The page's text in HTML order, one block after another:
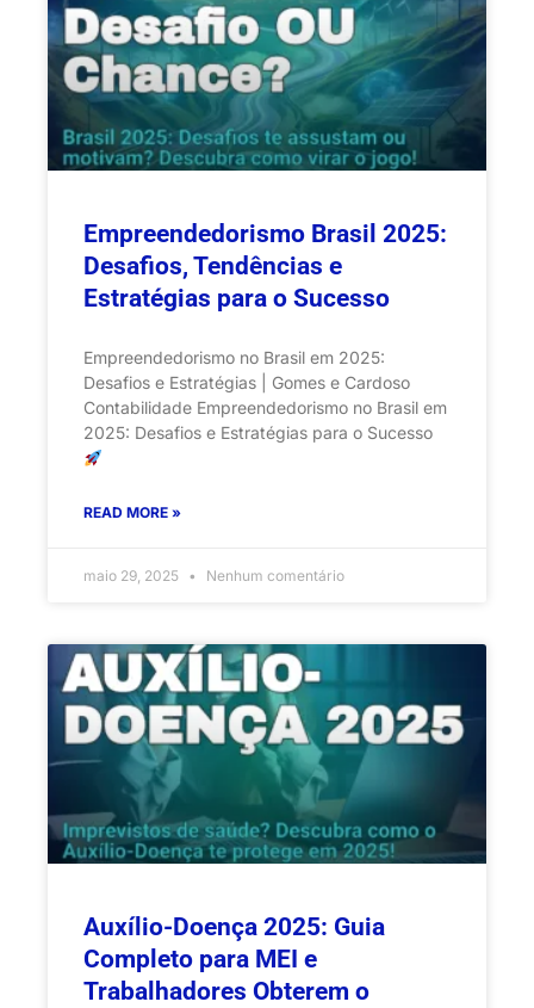
Empreendedorismo Brasil 2025:
Desafios, Tendências e
Estratégias para o Sucesso
Empreendedorismo no Brasil em 2025:
Desafios e Estratégias | Gomes e Cardoso
Contabilidade Empreendedorismo no Brasil em
2025: Desafios e Estratégias para o Sucesso
READ MORE »
maio 29, 2025 Nenhum comentário
Auxílio-Doença 2025: Guia
Completo para MEI e
Trabalhadores Obterem o